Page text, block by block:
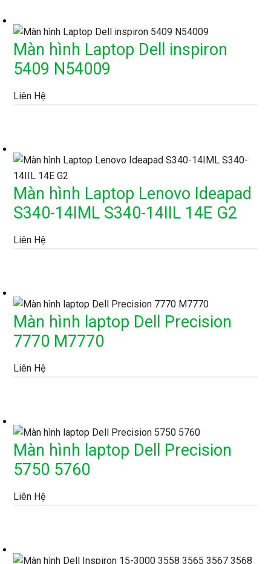
Màn hình Laptop Dell inspiron
5409 N54009
Liên Hệ
Màn hình Laptop Lenovo Ideapad
S340-14IML S340-14IIL 14E G2
Liên Hệ
Màn hình laptop Dell Precision
7770 M7770
Liên Hệ
Màn hình laptop Dell Precision
5750 5760
Liên Hệ